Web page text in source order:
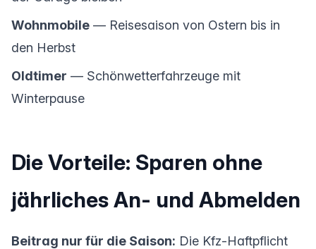
Wohnmobile — Reisesaison von Ostern bis in
den Herbst
Oldtimer — Schönwetterfahrzeuge mit
Winterpause
Die Vorteile: Sparen ohne
jährliches An- und Abmelden
Beitrag nur für die Saison: Die Kfz-Haftpflicht